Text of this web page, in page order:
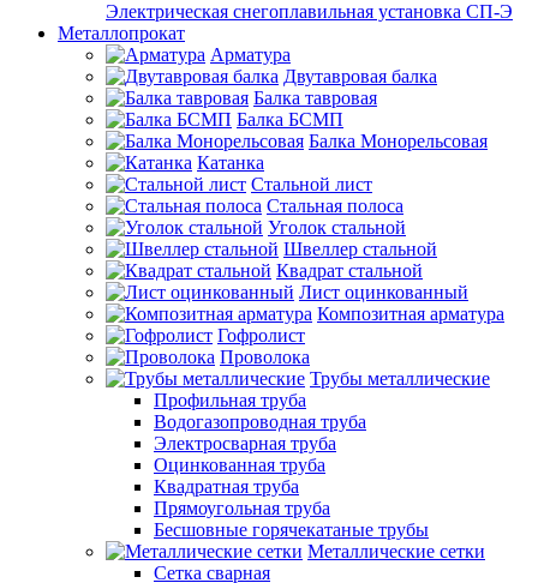
Электрическая снегоплавильная установка СП-Э
Металлопрокат
Арматура
Двутавровая балка
Балка тавровая
Балка БСМП
Балка Монорельсовая
Катанка
Стальной лист
Стальная полоса
Уголок стальной
Швеллер стальной
Квадрат стальной
Лист оцинкованный
Композитная арматура
Гофролист
Проволока
Трубы металлические
Профильная труба
Водогазопроводная труба
Электросварная труба
Оцинкованная труба
Квадратная труба
Прямоугольная труба
Бесшовные горячекатаные трубы
Металлические сетки
Сетка сварная